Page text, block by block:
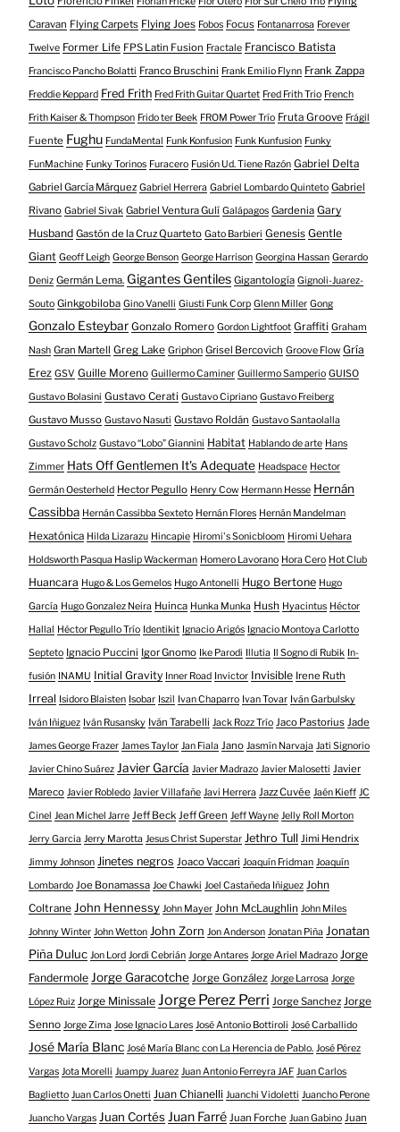
Caravan Flying Carpets Flying Joes Fobos Focus Fontanarrosa Forever
Twelve Former Life FPS Latin Fusion Fractale Francisco Batista
Francisco Pancho Bolatti Franco Bruschini Frank Emilio Flynn Frank Zappa
Freddie Keppard Fred Frith Fred Frith Guitar Quartet Fred Frith Trio French
Frith Kaiser & Thompson Frido ter Beek FROM Power Trío Fruta Groove Frágil
Fuente Fughu FundaMental Funk Konfusion Funk Kunfusion Funky
FunMachine Funky Torinos Furacero Fusión Ud. Tiene Razón Gabriel Delta
Gabriel García Márquez Gabriel Herrera Gabriel Lombardo Quinteto Gabriel
Rivano Gabriel Sivak Gabriel Ventura Gulí Galápagos Gardenia Gary
Husband Gastón de la Cruz Quarteto Gato Barbieri Genesis Gentle
Giant Geoff Leigh George Benson George Harrison Georgina Hassan Gerardo
Deniz Germán Lema. Gigantes Gentiles Gigantología Gignoli-Juarez-
Souto Ginkgobiloba Gino Vanelli Giusti Funk Corp Glenn Miller Gong
Gonzalo Esteybar Gonzalo Romero Gordon Lightfoot Graffiti Graham
Nash Gran Martell Greg Lake Griphon Grisel Bercovich Groove Flow Gría
Erez GSV Guille Moreno Guillermo Caminer Guillermo Samperio GUISO
Gustavo Bolasini Gustavo Cerati Gustavo Cipriano Gustavo Freiberg
Gustavo Musso Gustavo Nasuti Gustavo Roldán Gustavo Santaolalla
Gustavo Scholz Gustavo “Lobo” Giannini Habitat Hablando de arte Hans
Zimmer Hats Off Gentlemen It's Adequate Headspace Hector
Germán Oesterheld Hector Pegullo Henry Cow Hermann Hesse Hernán
Cassibba Hernán Cassibba Sexteto Hernán Flores Hernán Mandelman
Hexatónica Hilda Lizarazu Hincapie Hiromi's Sonicbloom Hiromi Uehara
Holdsworth Pasqua Haslip Wackerman Homero Lavorano Hora Cero Hot Club
Huancara Hugo & Los Gemelos Hugo Antonelli Hugo Bertone Hugo
García Hugo Gonzalez Neira Huinca Hunka Munka Hush Hyacintus Héctor
Hallal Héctor Pegullo Trío Identikit Ignacio Arigós Ignacio Montoya Carlotto
Septeto Ignacio Puccini Igor Gnomo Ike Parodi Illutia Il Sogno di Rubik In-
fusión INAMU Initial Gravity Inner Road Invictor Invisible Irene Ruth
Irreal Isidoro Blaisten Isobar Iszil Ivan Chaparro Ivan Tovar Iván Garbulsky
Iván Iñiguez Iván Rusansky Iván Tarabelli Jack Rozz Trío Jaco Pastorius Jade
James George Frazer James Taylor Jan Fiala Jano Jasmín Narvaja Jati Signorio
Javier Chino Suárez Javier García Javier Madrazo Javier Malosetti Javier
Mareco Javier Robledo Javier Villafañe Javi Herrera Jazz Cuvée Jaén Kieff JC
Cinel Jean Michel Jarre Jeff Beck Jeff Green Jeff Wayne Jelly Roll Morton
Jerry Garcia Jerry Marotta Jesus Christ Superstar Jethro Tull Jimi Hendrix
Jimmy Johnson Jinetes negros Joaco Vaccari Joaquín Fridman Joaquín
Lombardo Joe Bonamassa Joe Chawki Joel Castañeda Iñiguez John
Coltrane John Hennessy John Mayer John McLaughlin John Miles
Johnny Winter John Wetton John Zorn Jon Anderson Jonatan Piña Jonatan
Piña Duluc Jon Lord Jordi Cebrián Jorge Antares Jorge Ariel Madrazo Jorge
Fandermole Jorge Garacotche Jorge González Jorge Larrosa Jorge
López Ruiz Jorge Minissale Jorge Perez Perri Jorge Sanchez Jorge
Senno Jorge Zima Jose Ignacio Lares José Antonio Bottiroli José Carballido
José María Blanc José María Blanc con La Herencia de Pablo. José Pérez
Vargas Jota Morelli Juampy Juarez Juan Antonio Ferreyra JAF Juan Carlos
Baglietto Juan Carlos Onetti Juan Chianelli Juanchi Vidoletti Juancho Perone
Juancho Vargas Juan Cortés Juan Farré Juan Forche Juan Gabino Juan